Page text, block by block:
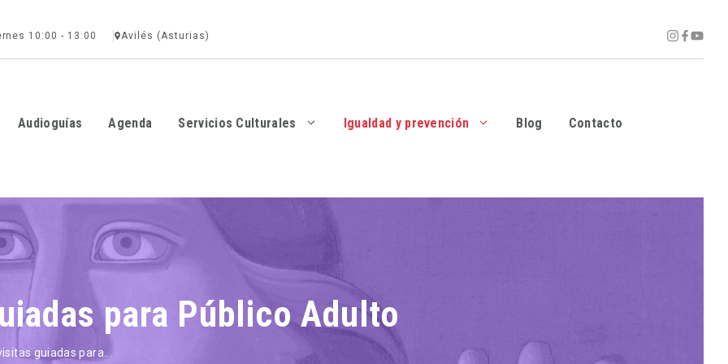
10:00 - 13:00 Avilés (Asturias)
Audioguías Agenda Servicios Culturales Igualdad y prevención Blog Contacto
para Público Adulto
guiadas para...